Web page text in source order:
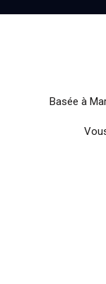
Basée à